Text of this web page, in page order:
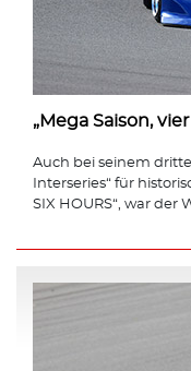
„Mega Saison,
Auch bei seinem
Interseries“ für
SIX HOURS“, war der